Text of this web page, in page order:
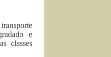
e
classes